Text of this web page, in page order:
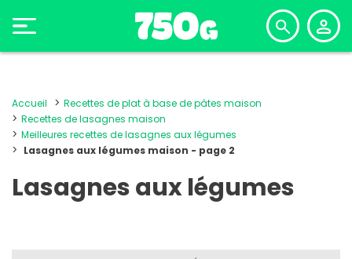
Accueil
Recettes de plat à base de pâtes maison
Recettes de lasagnes maison
Meilleures recettes de lasagnes aux légumes
Lasagnes aux légumes maison - page 2
Lasagnes aux légumes